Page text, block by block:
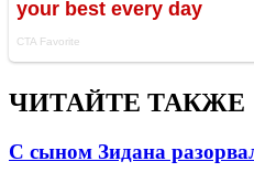
ЧИТАЙТЕ ТАКЖЕ
С сыном Зидана